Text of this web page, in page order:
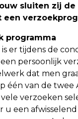
sluiten zij de
een
programma
is er tijdens de
persoonlijk
dat men
één van de twee
verzoeken
u een